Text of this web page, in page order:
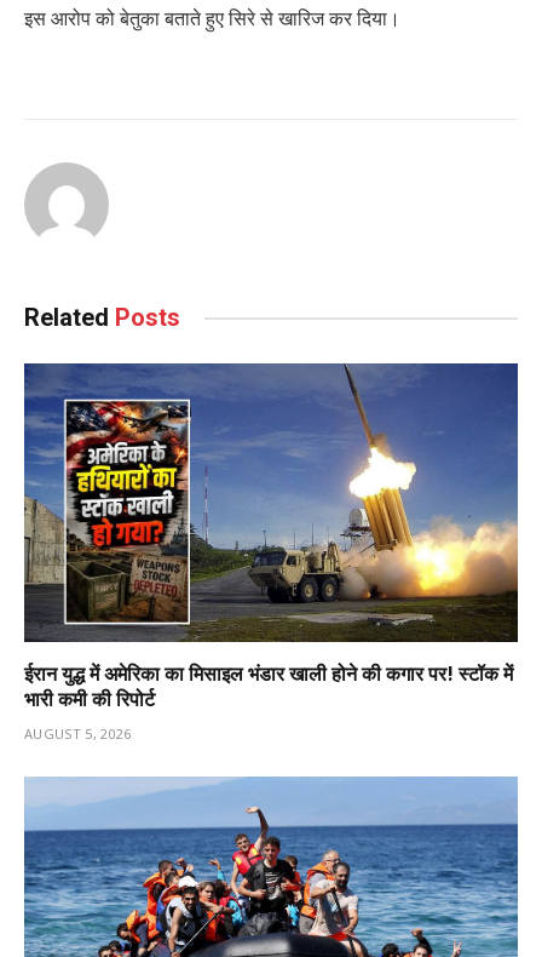
इस आरोप को बेतुका बताते हुए सिरे से खारिज कर दिया।
Related Posts
ईरान युद्ध में अमेरिका का मिसाइल भंडार खाली होने की कगार पर! स्टॉक में
भारी कमी की रिपोर्ट
AUGUST 5, 2026